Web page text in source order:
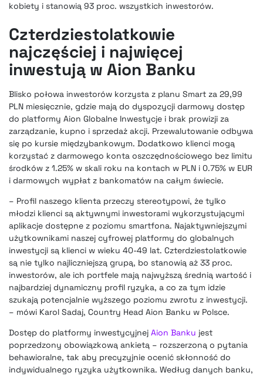
kobiety i stanowią 93 proc. wszystkich inwestorów.
Czterdziestolatkowie
najczęściej i najwięcej
inwestują w Aion Banku
Blisko połowa inwestorów korzysta z planu Smart za 29,99
PLN miesięcznie, gdzie mają do dyspozycji darmowy dostęp
do platformy Aion Globalne Inwestycje i brak prowizji za
zarządzanie, kupno i sprzedaż akcji. Przewalutowanie odbywa
się po kursie międzybankowym. Dodatkowo klienci mogą
korzystać z darmowego konta oszczędnościowego bez limitu
środków z 1.25% w skali roku na kontach w PLN i 0.75% w EUR
i darmowych wypłat z bankomatów na całym świecie.
– Profil naszego klienta przeczy stereotypowi, że tylko
młodzi klienci są aktywnymi inwestorami wykorzystującymi
aplikacje dostępne z poziomu smartfona. Najaktywniejszymi
użytkownikami naszej cyfrowej platformy do globalnych
inwestycji są klienci w wieku 40-49 lat. Czterdziestolatkowie
są nie tylko najliczniejszą grupą, bo stanowią aż 33 proc.
inwestorów, ale ich portfele mają najwyższą średnią wartość i
najbardziej dynamiczny profil ryzyka, a co za tym idzie
szukają potencjalnie wyższego poziomu zwrotu z inwestycji.
– mówi Karol Sadaj, Country Head Aion Banku w Polsce.
Dostęp do platformy inwestycyjnej Aion Banku jest
poprzedzony obowiązkową ankietą – rozszerzoną o pytania
behawioralne, tak aby precyzyjnie ocenić skłonność do
indywidualnego ryzyka użytkownika. Według danych banku,